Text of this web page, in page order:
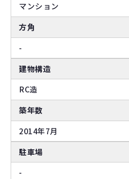
マンション
方角
-
建物構造
RC造
築年数
2014年7月
駐車場
-